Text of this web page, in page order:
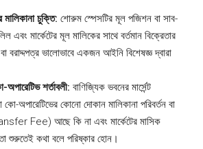
মালিকানা চুক্তি: শোরুম স্পেসটির মূল পজিশন বা সাব-
এবং মার্কেটের মূল মালিকের সাথে বর্তমান বিক্রেতার
বরাদ্দপত্র ভালোভাবে একজন আইনি বিশেষজ্ঞ দ্বারা
অপারেটিভ শর্তাবলী: বাণিজ্যিক ভবনের মার্সেন্ট
অপারেটিভের কোনো দোকান মালিকানা পরিবর্তন বা
Fee) আছে কি না এবং মার্কেটের মাসিক
তা শুরুতেই কথা বলে পরিষ্কার হোন।